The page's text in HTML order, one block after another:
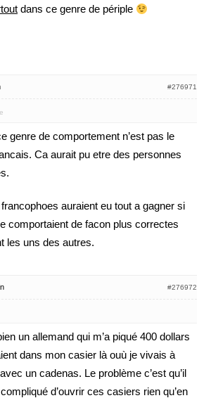
dans ce genre de périple
#276971
genre de comportement n’est pas le
Ca aurait pu etre des personnes
auraient eu tout a gagner si
comportaient de facon plus correctes
les uns des autres.
#276972
un allemand qui m’a piqué 400 dollars
dans mon casier là ouù je vivais à
un cadenas. Le problème c’est qu’il
d’ouvrir ces casiers rien qu’en